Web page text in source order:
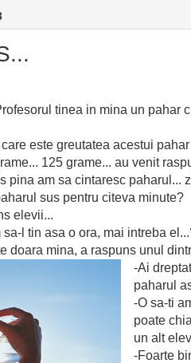
tinea in mina un pahar
este greutatea acestui
125 grame... au venit
pina am sa cintaresc paharul...
sus pentru citeva minute?
elevii...
sa-l tin asa o ora, mai intreba
doara mina, a raspuns unul
-Ai
paharul
-O sa-ti
poate
un alt
-Foarte